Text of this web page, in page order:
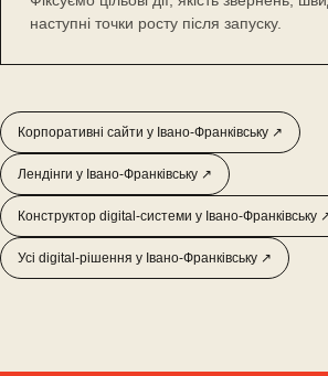
наступні точки росту після запуску.
Корпоративні сайти у Івано-Франківську ↗
Лендінги у Івано-Франківську ↗
Конструктор digital-системи у Івано-Франківську
Усі digital-рішення у Івано-Франківську ↗